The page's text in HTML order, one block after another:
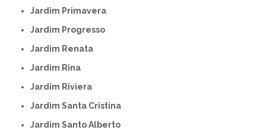
Jardim Primavera
Jardim Progresso
Jardim Renata
Jardim Rina
Jardim Riviera
Jardim Santa Cristina
Jardim Santo Alberto